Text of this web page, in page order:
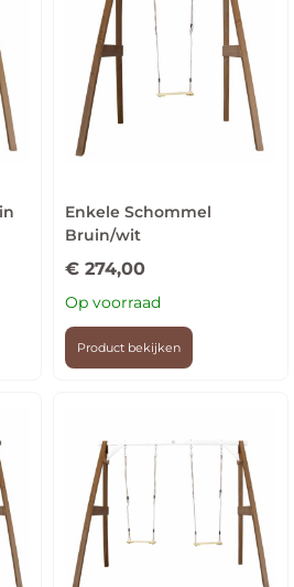
Enkele Schommel
Bruin/wit
€ 274,00
Op voorraad
Product bekijken